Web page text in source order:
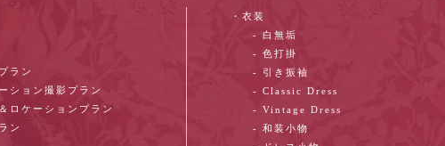
ラン
ション撮影プラン
ロケーションプラン
ン
・衣装
- 白無垢
- 色打掛
- 引き振袖
- Classic Dress
- Vintage Dress
- 和装小物